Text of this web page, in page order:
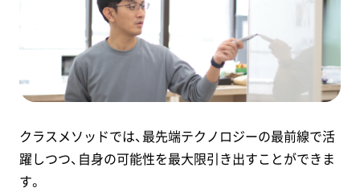
クラスメソッドでは、最先端テクノロジーの最前線で活
躍しつつ、自身の可能性を最大限引き出すことができま
す。